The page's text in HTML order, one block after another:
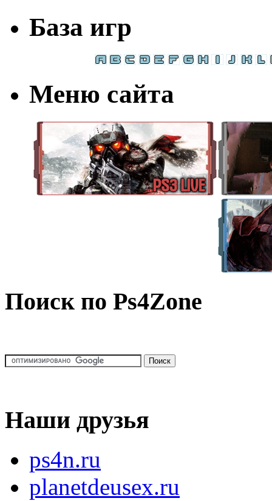
База игр
Меню сайта
Поиск по Ps4Zone
Наши друзья
ps4n.ru
planetdeusex.ru